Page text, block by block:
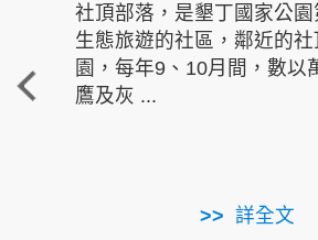
社頂部落，是墾丁國家公
生態旅遊的社區，鄰近的
園，每年9、10月間，數以
鷹及灰 ...
詳全文